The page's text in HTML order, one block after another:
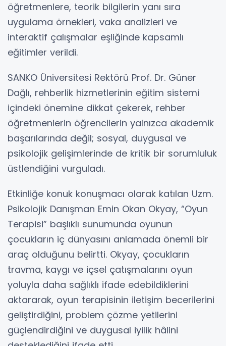
öğretmenlere, teorik bilgilerin yanı sıra
uygulama örnekleri, vaka analizleri ve
interaktif çalışmalar eşliğinde kapsamlı
eğitimler verildi.
SANKO Üniversitesi Rektörü Prof. Dr. Güner
Dağlı, rehberlik hizmetlerinin eğitim sistemi
içindeki önemine dikkat çekerek, rehber
öğretmenlerin öğrencilerin yalnızca akademik
başarılarında değil; sosyal, duygusal ve
psikolojik gelişimlerinde de kritik bir sorumluluk
üstlendiğini vurguladı.
Etkinliğe konuk konuşmacı olarak katılan Uzm.
Psikolojik Danışman Emin Okan Okyay, “Oyun
Terapisi” başlıklı sunumunda oyunun
çocukların iç dünyasını anlamada önemli bir
araç olduğunu belirtti. Okyay, çocukların
travma, kaygı ve içsel çatışmalarını oyun
yoluyla daha sağlıklı ifade edebildiklerini
aktararak, oyun terapisinin iletişim becerilerini
geliştirdiğini, problem çözme yetilerini
güçlendirdiğini ve duygusal iyilik hâlini